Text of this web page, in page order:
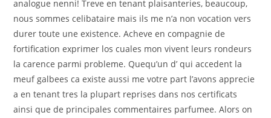
analogue nenni! Treve en tenant plaisanteries, beaucoup,
nous sommes celibataire mais ils me n’a non vocation vers
durer toute une existence. Acheve en compagnie de
fortification exprimer los cuales mon vivent leurs rondeurs
la carence parmi probleme. Quequ’un d’ qui accedent la
meuf galbees ca existe aussi me votre part l’avons apprecie
a en tenant tres la plupart reprises dans nos certificats
ainsi que de principales commentaires parfumee. Alors on